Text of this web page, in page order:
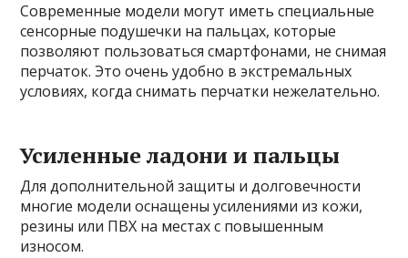
Современные модели могут иметь специальные
сенсорные подушечки на пальцах, которые
позволяют пользоваться смартфонами, не снимая
перчаток. Это очень удобно в экстремальных
условиях, когда снимать перчатки нежелательно.
Усиленные ладони и пальцы
Для дополнительной защиты и долговечности
многие модели оснащены усилениями из кожи,
резины или ПВХ на местах с повышенным
износом.